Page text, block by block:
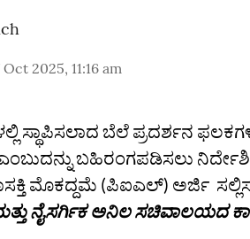
Oct 2025, 11:16 am
ಸ್ಥಾಪಿಸಲಾದ ಬೆಲೆ ಪ್ರದರ್ಶನ
ಬಹಿರಂಗಪಡಿಸಲು
ಮೊಕದ್ದಮೆ (ಪಿಐಎಲ್) ಅರ್ಜಿ
ನೈಸರ್ಗಿಕ ಅನಿಲ ಸಚಿವಾಲಯದ